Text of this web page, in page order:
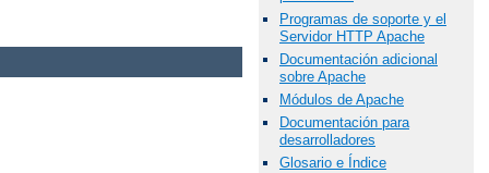
Programas de soporte y el
Servidor HTTP Apache
Documentación adicional
sobre Apache
Módulos de Apache
Documentación para
desarrolladores
Glosario e Índice